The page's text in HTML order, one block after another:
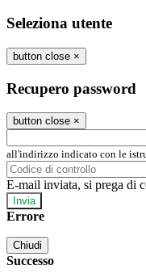
Seleziona utente
button close ×
Recupero password
button close ×
all'indirizzo indicato con le
E-mail inviata, si prega di
Errore
Chiudi
Successo